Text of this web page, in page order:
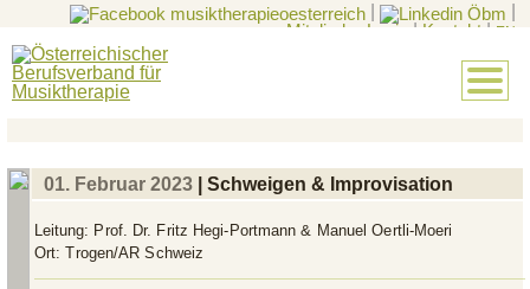
Mitglieder-Login
| Kontakt | EN
01. Februar 2023 | Schweigen & Improvisation
Leitung: Prof. Dr. Fritz Hegi-Portmann & Manuel Oertli-Moeri
Ort:Trogen/AR Schweiz